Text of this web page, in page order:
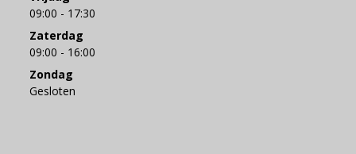
09:00 - 17:30
Zaterdag
09:00 - 16:00
Zondag
Gesloten